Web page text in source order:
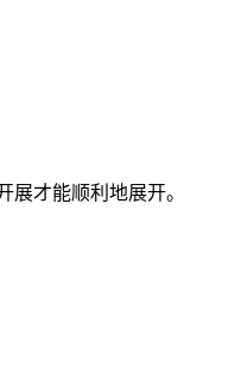
才能顺利地展开。